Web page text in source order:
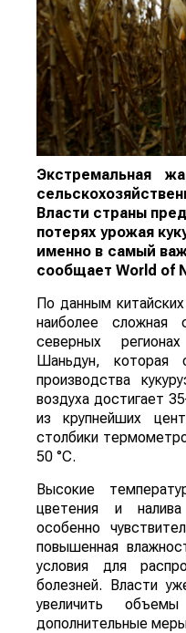
Экстремальная
Власти страны
потерях урожая
именно в самый
сообщает World of
По данным
наиболее сложная
северных
Шаньдун, которая
производства
воздуха достигает
из крупнейших
столбики
50 °C.
Высокие
цветения и
особенно
повышенная
условия для
болезней. Власти
увеличить
дополнительные